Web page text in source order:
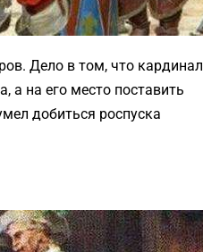
Дело в том, что кардинал
а на его место поставить
добиться роспуска